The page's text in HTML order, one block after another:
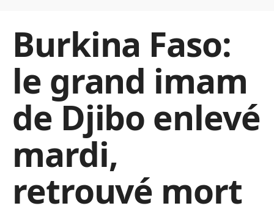
Burkina Faso:
le grand imam
de Djibo enlevé
mardi,
retrouvé mort